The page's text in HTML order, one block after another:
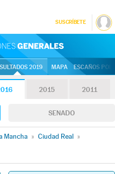
SUSCRÍBETE
2019 MAPA ESCAÑOS
2015 2011
SENADO
Mancha » Ciudad Real »